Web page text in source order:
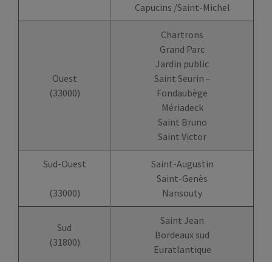
Capucins /Saint-Michel
Ouest
(33000)
Chartrons
Grand Parc
Jardin public
Saint Seurin –
Fondaubège
Mériadeck
Saint Bruno
Saint Victor
Sud-Ouest
(33000)
Saint-Augustin
Saint-Genès
Nansouty
Sud
(31800)
Saint Jean
Bordeaux sud
Euratlantique